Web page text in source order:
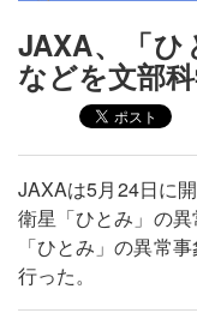
JAXA、「ひ
などを文部
JAXAは5月24日に
衛星「ひとみ」の異
「ひとみ」の異常
行った。